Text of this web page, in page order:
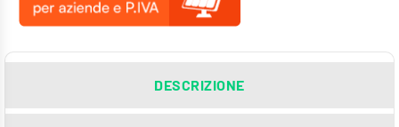
DESCRIZIONE